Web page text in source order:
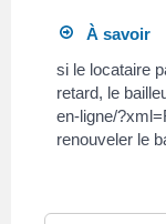
À savoir
si le locataire
retard, le
en-ligne/
renouveler le